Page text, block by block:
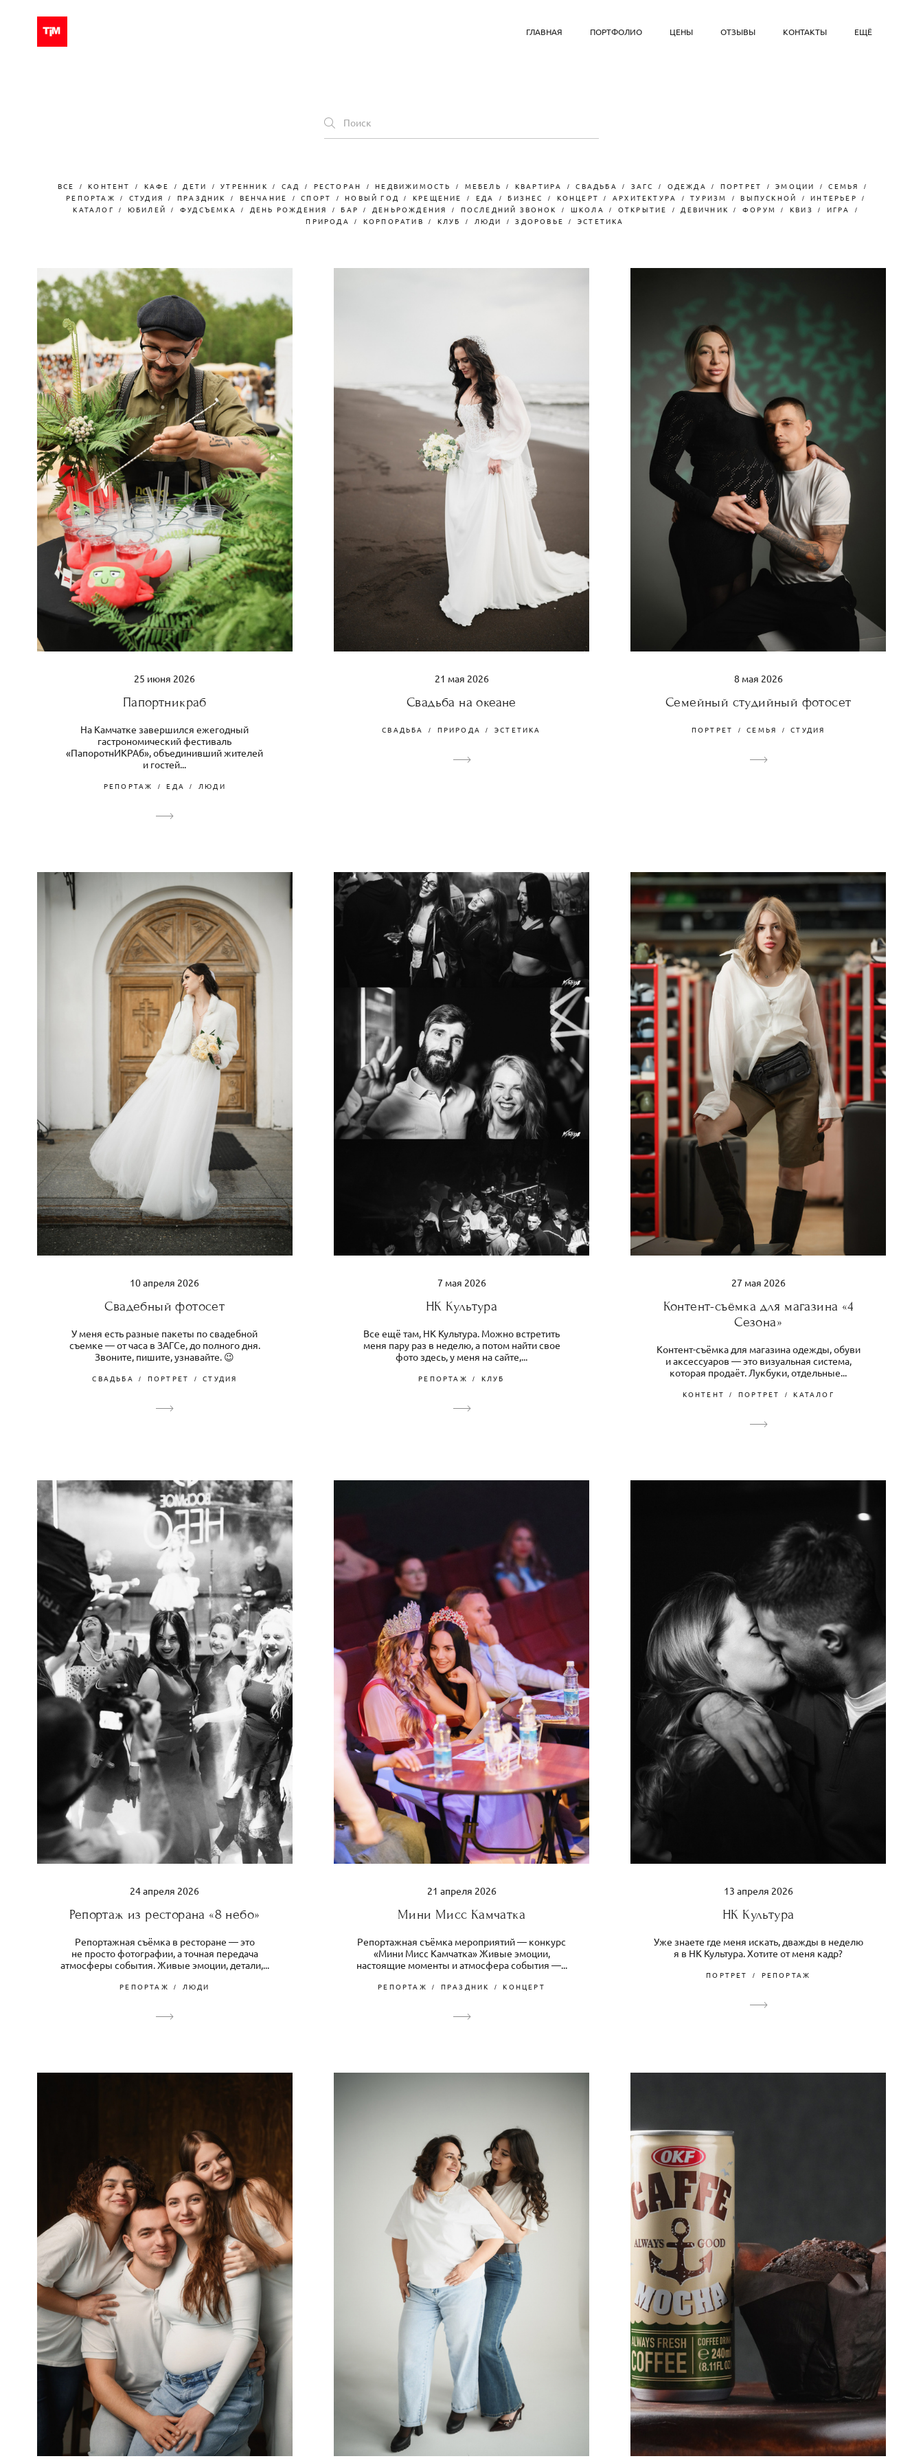
ГЛАВНАЯ ПОРТФОЛИО ЦЕНЫ ОТЗЫВЫ КОНТАКТЫ ЕЩЁ
ВСЕ КОНТЕНТ КАФЕ ДЕТИ УТРЕННИК САД РЕСТОРАН НЕДВИЖИМОСТЬ МЕБЕЛЬ КВАРТИРА СВАДЬБА ЗАГС ОДЕЖДА ПОРТРЕТ ЭМОЦИИ
СЕМЬЯ
РЕПОРТАЖ
СТУДИЯ ПРАЗДНИК ВЕНЧАНИЕ СПОРТ НОВЫЙ ГОД КРЕЩЕНИЕ ЕДА БИЗНЕС КОНЦЕРТ АРХИТЕКТУРА ТУРИЗМ ВЫПУСКНОЙ
ИНТЕРЬЕР
КАТАЛОГ
ЮБИЛЕЙ ФУДСЪЕМКА ДЕНЬ РОЖДЕНИЯ БАР ДЕНЬРОЖДЕНИЯ ПОСЛЕДНИЙ ЗВОНОК ШКОЛА ОТКРЫТИЕ ДЕВИЧНИК ФОРУМ КВИЗ
ИГРА
ПРИРОДА
КОРПОРАТИВ КЛУБ ЛЮДИ ЗДОРОВЬЕ ЭСТЕТИКА
25 июня 2026
Папортникраб
На Камчатке завершился ежегодный
гастрономический фестиваль
«ПапоротнИКРАб», объединивший жителей
и гостей...
РЕПОРТАЖ ЕДА ЛЮДИ
21 мая 2026
Свадьба на океане
СВАДЬБА ПРИРОДА ЭСТЕТИКА
8 мая 2026
Семейный студийный фотосет
ПОРТРЕТ СЕМЬЯ СТУДИЯ
10 апреля 2026
Свадебный фотосет
У меня есть разные пакеты по свадебной
съемке — от часа в ЗАГСе, до полного дня.
Звоните, пишите, узнавайте. 😉
СВАДЬБА ПОРТРЕТ СТУДИЯ
7 мая 2026
НК Культура
Все ещё там, НК Культура. Можно встретить
меня пару раз в неделю, а потом найти свое
фото здесь, у меня на сайте,...
РЕПОРТАЖ КЛУБ
27 мая 2026
Контент-съëмка для магазина «4
Сезона»
Контент-съёмка для магазина одежды, обуви
и аксессуаров — это визуальная система,
которая продаёт. Лукбуки, отдельные...
КОНТЕНТ ПОРТРЕТ КАТАЛОГ
24 апреля 2026
Репортаж из ресторана «8 небо»
Репортажная съёмка в ресторане — это
не просто фотографии, а точная передача
атмосферы события. Живые эмоции, детали,...
РЕПОРТАЖ ЛЮДИ
21 апреля 2026
Мини Мисс Камчатка
Репортажная съёмка мероприятий — конкурс
«Мини Мисс Камчатка» Живые эмоции,
настоящие моменты и атмосфера события —...
РЕПОРТАЖ ПРАЗДНИК КОНЦЕРТ
13 апреля 2026
НК Культура
Уже знаете где меня искать, дважды в неделю
я в НК Культура. Хотите от меня кадр?
ПОРТРЕТ РЕПОРТАЖ